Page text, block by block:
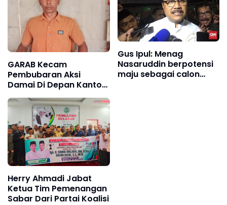
GARAB Kecam
Pembubaran Aksi
Damai Di Depan Kantor
Bupati Aceh Utara
Gus Ipul: Menag
Nasaruddin berpotensi
maju sebagai calon
Herry Ahmadi Jabat
Ketua Tim Pemenangan
Sabar Dari Partai Koalisi